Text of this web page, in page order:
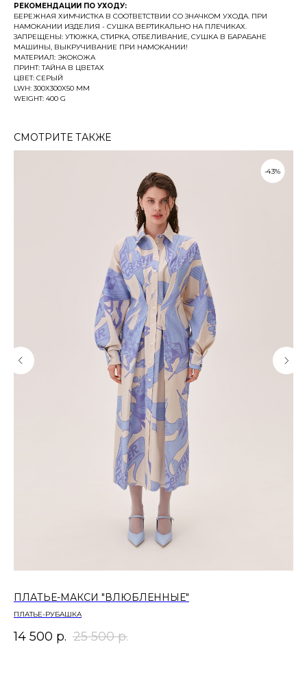
РЕКОМЕНДАЦИИ ПО УХОДУ:
БЕРЕЖНАЯ ХИМЧИСТКА В СООТВЕТСТВИИ СО ЗНАЧКОМ УХОДА. ПРИ
НАМОКАНИИ ИЗДЕЛИЯ - СУШКА ВЕРТИКАЛЬНО НА ПЛЕЧИКАХ.
ЗАПРЕЩЕНЫ: УТЮЖКА, СТИРКА, ОТБЕЛИВАНИЕ, СУШКА В БАРАБАНЕ
МАШИНЫ, ВЫКРУЧИВАНИЕ ПРИ НАМОКАНИИ!
МАТЕРИАЛ: ЭКОКОЖА
ПРИНТ: ТАЙНА В ЦВЕТАХ
ЦВЕТ: СЕРЫЙ
LWH: 300X300X50 MM
WEIGHT: 400 G
СМОТРИТЕ ТАКЖЕ
-43%
ПЛАТЬЕ-МАКСИ "ВЛЮБЛЕННЫЕ"
ПЛАТЬЕ-РУБАШКА
14 500 р. 25 500 р.